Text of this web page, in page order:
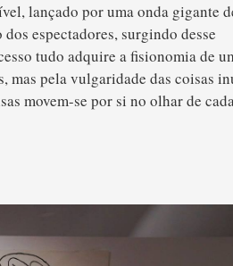
lançado por uma onda gigante
espectadores, surgindo desse
tudo adquire a fisionomia de
mas pela vulgaridade das coisas
movem-se por si no olhar de